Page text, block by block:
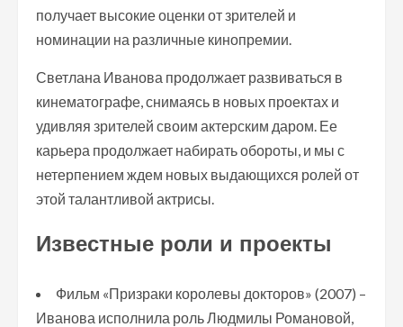
получает высокие оценки от зрителей и
номинации на различные кинопремии.
Светлана Иванова продолжает развиваться в
кинематографе, снимаясь в новых проектах и
удивляя зрителей своим актерским даром. Ее
карьера продолжает набирать обороты, и мы с
нетерпением ждем новых выдающихся ролей от
этой талантливой актрисы.
Известные роли и проекты
Фильм «Призраки королевы докторов» (2007) –
Иванова исполнила роль Людмилы Романовой,